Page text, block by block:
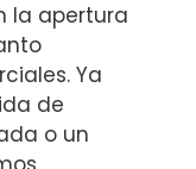
la apertura
Ya
de
o un